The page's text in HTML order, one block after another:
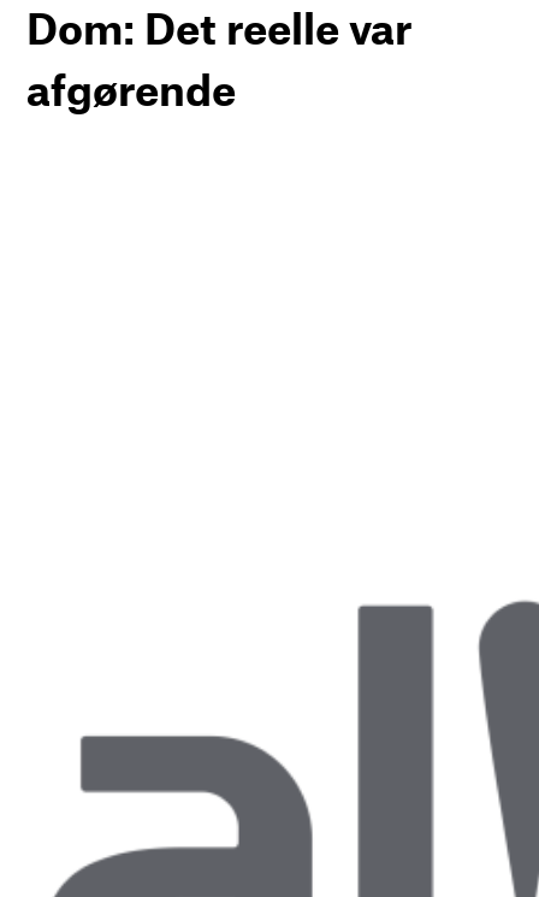
Dom: Det reelle var
afgørende